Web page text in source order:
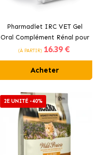
Pharmadiet IRC VET Gel
Oral Complément Rénal pour
Chiens et Chats
(À PARTIR) 16.39 €
Acheter
2E UNITÉ -40%